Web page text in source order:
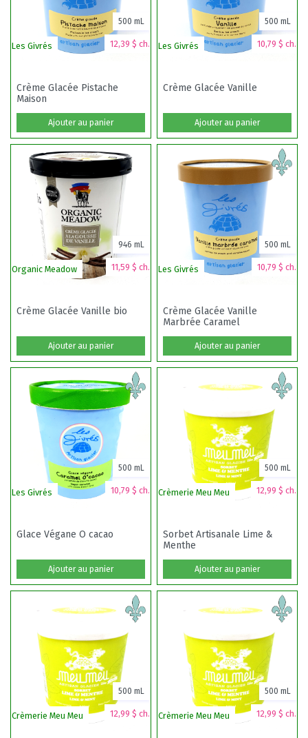
Les Givrés 12,39 $ ch.
500 mL
Crème Glacée Pistache
Maison
Ajouter au panier
Les Givrés 10,79 $ ch.
500 mL
Crème Glacée Vanille
Ajouter au panier
Organic Meadow 11,59 $ ch.
946 mL
Crème Glacée Vanille bio
Ajouter au panier
Les Givrés 10,79 $ ch.
500 mL
Crème Glacée Vanille
Marbrée Caramel
Ajouter au panier
Les Givrés 10,79 $ ch.
500 mL
Glace Végane O cacao
Ajouter au panier
Crèmerie Meu Meu 12,99 $ ch.
500 mL
Sorbet Artisanale Lime &
Menthe
Ajouter au panier
Crèmerie Meu Meu 12,99 $ ch.
500 mL
Crèmerie Meu Meu 12,99 $ ch.
500 mL